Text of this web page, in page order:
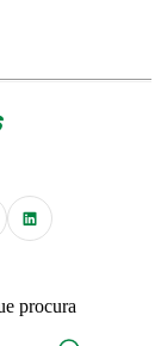
procura